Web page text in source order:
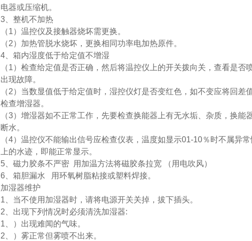
电器或压缩机。
3、整机不加热
（1）温控仪及接触器烧坏需更换。
（2）加热管脱水烧坏，更换相同功率电加热原件。
4、箱内湿度低于给定值不增湿
（1）检查给定值是否正确，然后将温控仪上的开关拨向关，查看是否
出现故障。
（2）当数显值低于给定值时，湿控仪灯是否变红色，如不变应将回差
检查增湿器。
（3）增湿器如不正常工作，先要检查换能器上有无水垢、杂质，换能
断水。
（4）温控仪不能输出信号应检查仪表，温度如显示01-10％时不属异
上的水迹，即能正常显示。
5、磁力胶条不严密 用加温方法将磁胶条拉宽 （用电吹风）
6、箱胆漏水 用环氧树脂粘接或塑料焊接。
加湿器维护
1、当不使用加湿器时，请将电源开关关掉，拔下插头。
2、出现下列情况时必须清洗加湿器:
1、）出现难闻的气味。
2、）雾正常但雾喷不出来。